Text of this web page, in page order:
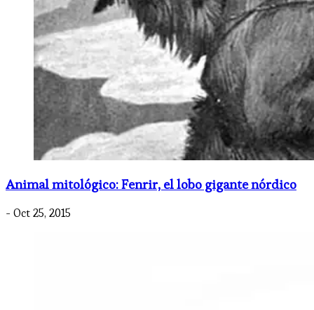
Animal mitológico: Fenrir, el lobo gigante nórdico
- Oct 25, 2015